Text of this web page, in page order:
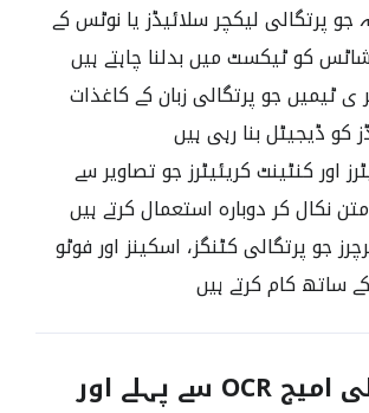
جو پرتگالی لیکچر سلائیڈز یا نوٹس کے
کو ٹیکسٹ میں بدلنا چاہتے ہیں
ی ٹیمیں جو پرتگالی زبان کے کاغذات
کو ڈیجیٹل بنا رہی ہیں
اور کنٹینٹ کریئیٹرز جو تصاویر سے
نکال کر دوبارہ استعمال کرتے ہیں
جو پرتگالی کٹنگز، اسکینز اور فوٹو
ساتھ کام کرتے ہیں
پرتگالی امیج OCR سے پہلے اور